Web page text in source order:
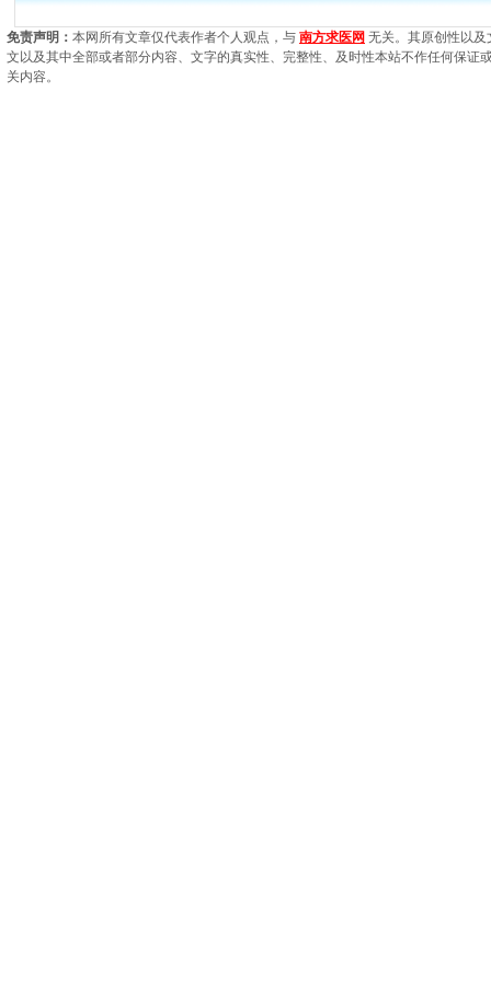
免责声明： 本网所有文章仅代表作者个人观点，与 南方求医网 无关。其原创性以
文以及其中全部或者部分内容、文字的真实性、完整性、及时性本站不作任何保证
关内容。